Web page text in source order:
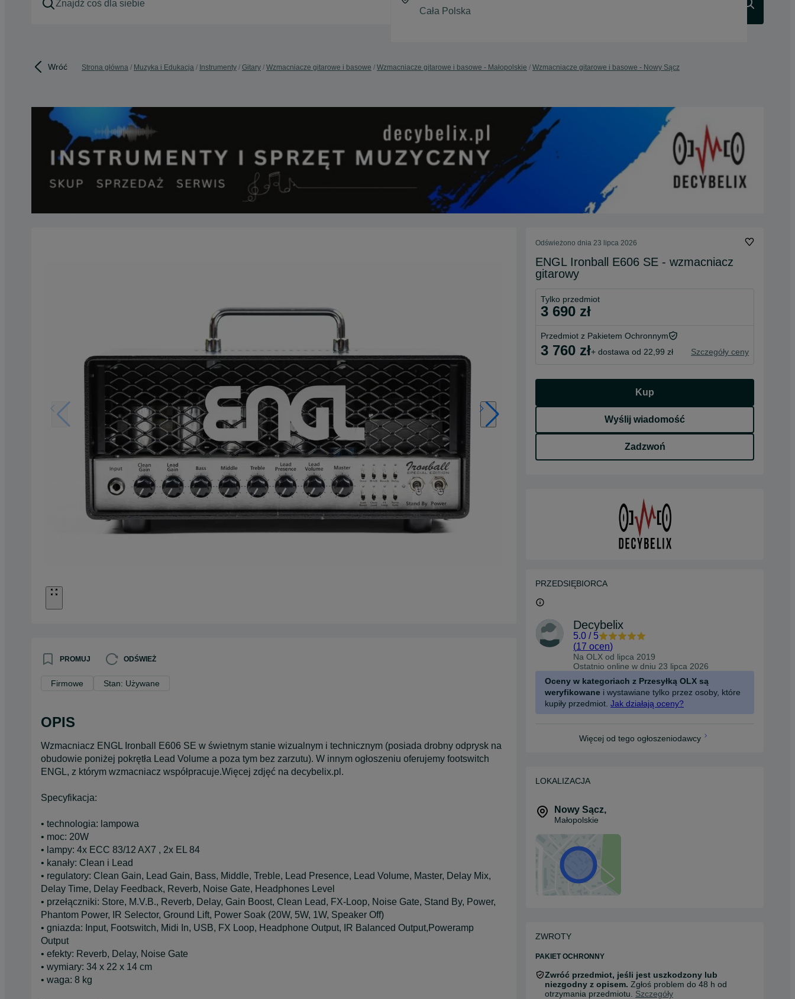
Wróć Strona główna Muzyka i Edukacja Instrumenty Gitary Wzmacniacze gitarowe i basowe Wzmacniacze gitarowe i basowe - Małopolskie Wzmacniacze gitarowe i basowe - Nowy Sącz
PROMUJ ODŚWIEŻ
Firmowe Stan: Używane
OPIS
Wzmacniacz ENGL Ironball E606 SE w świetnym stanie wizualnym i technicznym (posiada drobny odprysk na
obudowie poniżej pokrętła Lead Volume a poza tym bez zarzutu). W innym ogłoszeniu oferujemy footswitch
ENGL, z którym wzmacniacz współpracuje.Więcej zdjęć na decybelix.pl.
Specyfikacja:
• technologia: lampowa
• moc: 20W
• lampy: 4x ECC 83/12 AX7 , 2x EL 84
• kanały: Clean i Lead
• regulatory: Clean Gain, Lead Gain, Bass, Middle, Treble, Lead Presence, Lead Volume, Master, Delay Mix,
Delay Time, Delay Feedback, Reverb, Noise Gate, Headphones Level
• przełączniki: Store, M.V.B., Reverb, Delay, Gain Boost, Clean Lead, FX-Loop, Noise Gate, Stand By, Power,
Phantom Power, IR Selector, Ground Lift, Power Soak (20W, 5W, 1W, Speaker Off)
• gniazda: Input, Footswitch, Midi In, USB, FX Loop, Headphone Output, IR Balanced Output,Poweramp
Output
• efekty: Reverb, Delay, Noise Gate
• wymiary: 34 x 22 x 14 cm
• waga: 8 kg
Odświeżono dnia 23 lipca 2026
ENGL Ironball E606 SE - wzmacniacz
gitarowy
Tylko przedmiot
3 690 zł
Przedmiot z Pakietem Ochronnym
3 760 zł+ dostawa od 22,99 zł Szczegóły ceny
Kup
Wyślij wiadomość
Zadzwoń
PRZEDSIĘBIORCA
Decybelix
5.0 / 5
(17 ocen)
Na OLX od lipca 2019
Ostatnio online w dniu 23 lipca 2026
Oceny w kategoriach z Przesyłką OLX są
weryfikowane i wystawiane tylko przez osoby, które
kupiły przedmiot. Jak działają oceny?
Więcej od tego ogłoszeniodawcy
LOKALIZACJA
Nowy Sącz,
Małopolskie
ZWROTY
PAKIET OCHRONNY
Zwróć przedmiot, jeśli jest uszkodzony lub
niezgodny z opisem. Zgłoś problem do 48 h od
otrzymania przedmiotu. Szczegóły